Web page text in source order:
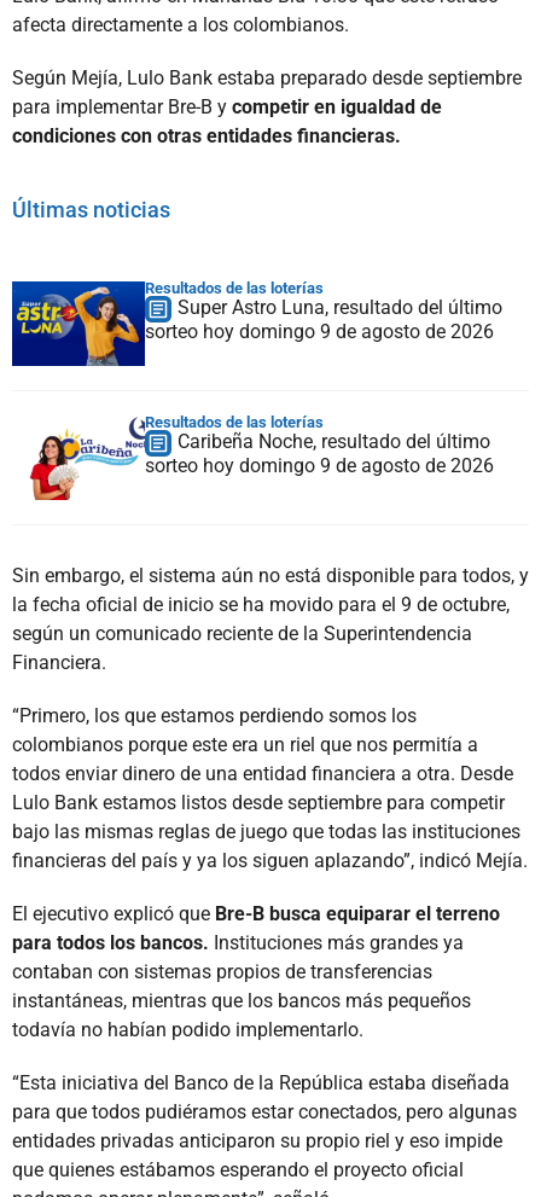
afecta directamente a los colombianos.
Según Mejía, Lulo Bank estaba preparado desde septiembre
para implementar Bre-B y competir en igualdad de
condiciones con otras entidades financieras.
Últimas noticias
Resultados de las loterías
Super Astro Luna, resultado del último
sorteo hoy domingo 9 de agosto de 2026
Resultados de las loterías
Caribeña Noche, resultado del último
sorteo hoy domingo 9 de agosto de 2026
Sin embargo, el sistema aún no está disponible para todos, y
la fecha oficial de inicio se ha movido para el 9 de octubre,
según un comunicado reciente de la Superintendencia
Financiera.
“Primero, los que estamos perdiendo somos los
colombianos porque este era un riel que nos permitía a
todos enviar dinero de una entidad financiera a otra. Desde
Lulo Bank estamos listos desde septiembre para competir
bajo las mismas reglas de juego que todas las instituciones
financieras del país y ya los siguen aplazando”, indicó Mejía.
El ejecutivo explicó que Bre-B busca equiparar el terreno
para todos los bancos. Instituciones más grandes ya
contaban con sistemas propios de transferencias
instantáneas, mientras que los bancos más pequeños
todavía no habían podido implementarlo.
“Esta iniciativa del Banco de la República estaba diseñada
para que todos pudiéramos estar conectados, pero algunas
entidades privadas anticiparon su propio riel y eso impide
que quienes estábamos esperando el proyecto oficial